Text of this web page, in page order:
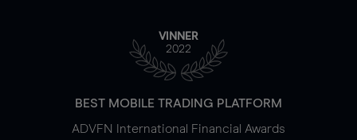
VINNER
2022
BEST MOBILE TRADING PLATFORM
ADVFN International Financial Awards